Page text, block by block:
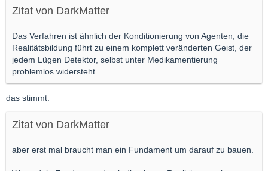
Zitat von DarkMatter
Das Verfahren ist ähnlich der Konditionierung von Agenten, die
Realitätsbildung führt zu einem komplett veränderten Geist, der
jedem Lügen Detektor, selbst unter Medikamentierung
problemlos widersteht
das stimmt.
Zitat von DarkMatter
aber erst mal braucht man ein Fundament um darauf zu bauen.